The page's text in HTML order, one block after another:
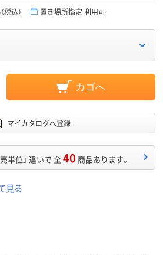
（税込） 置き場所指定 利用可
カゴへ
マイカタログへ登録
売単位」 違いで 全40 商品あります。
見る